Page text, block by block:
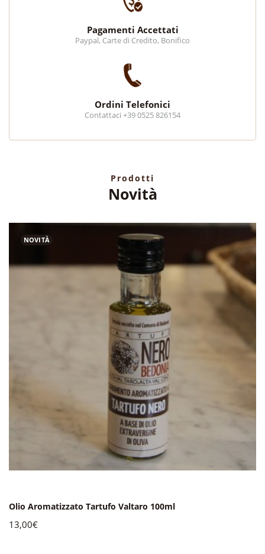
Pagamenti Accettati
Paypal, Carte di Credito, Bonifico
Ordini Telefonici
Contattaci +39 0525 826154
Prodotti
Novità
NOVITÀ
Olio Aromatizzato Tartufo Valtaro 100ml
13,00€